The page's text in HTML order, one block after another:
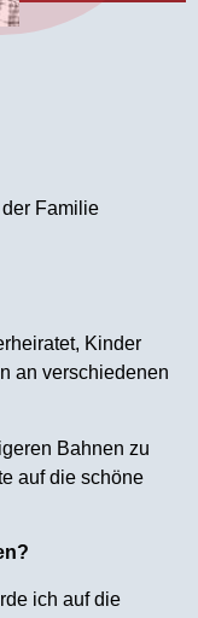
Familie
Kinder
an verschiedenen
Bahnen zu
auf die schöne
ich auf die